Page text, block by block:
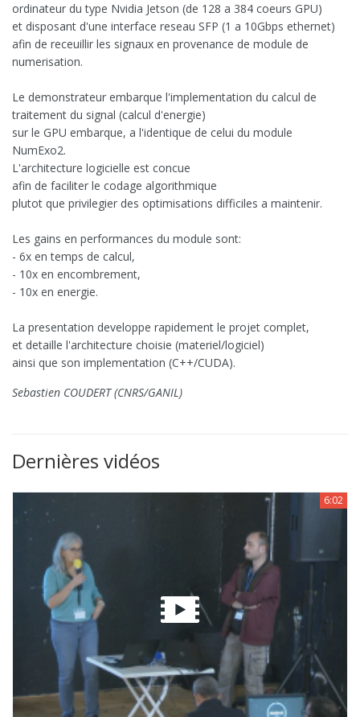
ordinateur du type Nvidia Jetson (de 128 a 384 coeurs GPU)
et disposant d'une interface reseau SFP (1 a 10Gbps ethernet)
afin de receuillir les signaux en provenance de module de
numerisation.
Le demonstrateur embarque l'implementation du calcul de
traitement du signal (calcul d'energie)
sur le GPU embarque, a l'identique de celui du module
NumExo2.
L'architecture logicielle est concue
afin de faciliter le codage algorithmique
plutot que privilegier des optimisations difficiles a maintenir.
Les gains en performances du module sont:
- 6x en temps de calcul,
- 10x en encombrement,
- 10x en energie.
La presentation developpe rapidement le projet complet,
et detaille l'architecture choisie (materiel/logiciel)
ainsi que son implementation (C++/CUDA).
Sebastien COUDERT (CNRS/GANIL)
Dernières vidéos
6:02